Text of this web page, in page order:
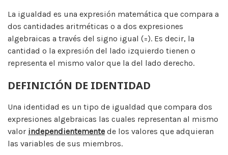
La igualdad es una expresión matemática que compara a
dos cantidades aritméticas o a dos expresiones
algebraicas a través del signo igual (=). Es decir, la
cantidad o la expresión del lado izquierdo tienen o
representa el mismo valor que la del lado derecho.
DEFINICIÓN DE IDENTIDAD
Una identidad es un tipo de igualdad que compara dos
expresiones algebraicas las cuales representan al mismo
valor independientemente de los valores que adquieran
las variables de sus miembros.